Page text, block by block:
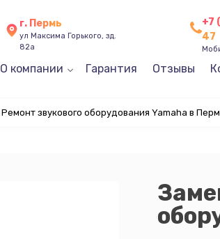
г. Пермь
ул Максима Горького, зд.
82а
+7
47
О компании Гарантия Отзывы
Ремонт звукового оборудования Yamaha в